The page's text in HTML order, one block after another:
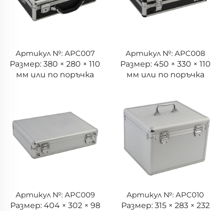
Артикул №: APC007
Размер: 380 × 280 × 110
мм или по поръчка
Артикул №: APC008
Размер: 450 × 330 × 110
мм или по поръчка
Артикул №: APC009
Размер: 404 × 302 × 98
Артикул №: APC010
Размер: 315 × 283 × 232